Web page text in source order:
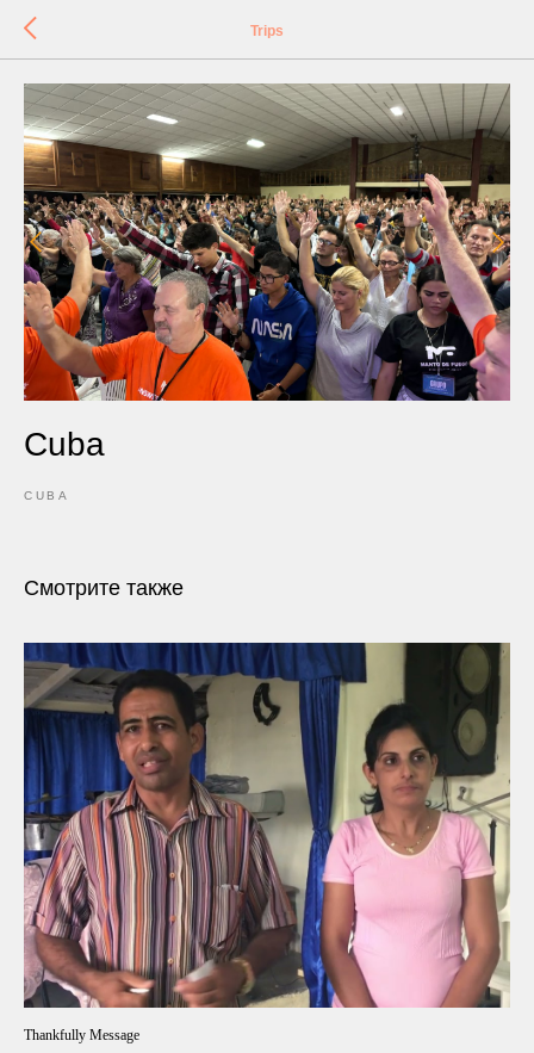
Trips
Cuba
CUBA
Смотрите также
Thankfully Message